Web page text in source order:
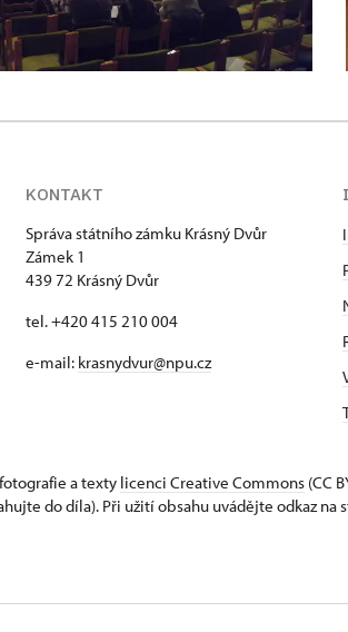
KONTAKT
Správa státního zámku Krásný Dvůr
Zámek 1
439 72 Krásný Dvůr
tel. +420 415 210 004
e-mail: krasnydvur@npu.cz
a texty licenci Creative Commons (CC
do díla). Při užití obsahu uvádějte odkaz na